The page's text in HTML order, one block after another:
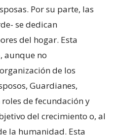
Por su parte, las
se dedican
del hogar. Esta
aunque no
de los
Guardianes,
de fecundación y
del crecimiento o, al
la humanidad. Esta